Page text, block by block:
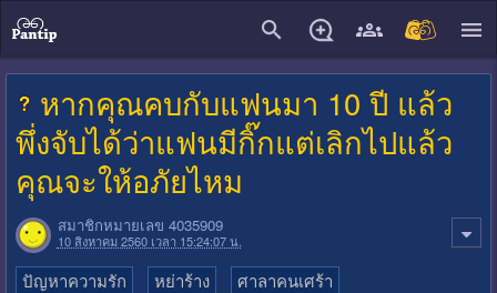
หากคุณคบกับแฟนมา 10 ปี แล้ว
พึ่งจับได้ว่าแฟนมีกิ๊กแต่เลิกไปแล้ว
คุณจะให้อภัยไหม
สมาชิกหมายเลข 4035909
10 สิงหาคม 2560 เวลา 15:24:07 น.
ปัญหาความรัก หย่าร้าง
ศาลาคนเศร้า
close